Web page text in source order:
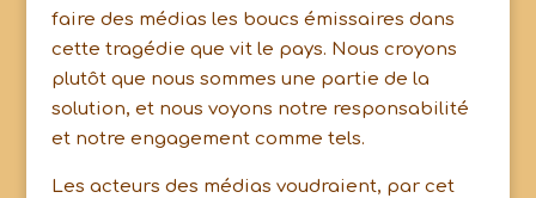
faire des médias les boucs émissaires dans
cette tragédie que vit le pays. Nous croyons
plutôt que nous sommes une partie de la
solution, et nous voyons notre responsabilité
et notre engagement comme tels.
Les acteurs des médias voudraient, par cet